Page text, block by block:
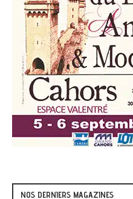
NOS DERNIERS MAGAZINES